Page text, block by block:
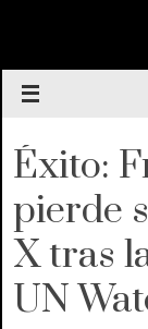
contenido
Éxito:
pierde
X tras
UN